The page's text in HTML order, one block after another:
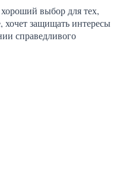
выбор для тех,
хочет защищать интересы
справедливого